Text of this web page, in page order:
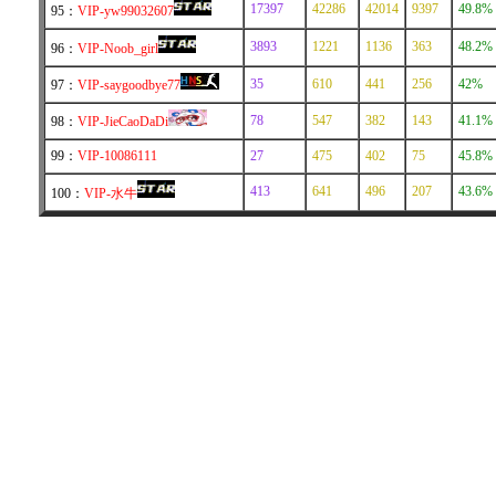
95： VIP-yw99032607 17397 42286 42014 9397 49.8%
96： VIP-Noob_girl 3893 1221 1136 363 48.2%
97： VIP-saygoodbye77 35 610 441 256 42%
98： VIP-JieCaoDaDi 78 547 382 143 41.1%
99： VIP-10086111 27 475 402 75 45.8%
100： VIP-水牛 413 641 496 207 43.6%